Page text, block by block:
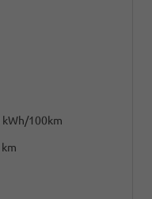
kWh/100km